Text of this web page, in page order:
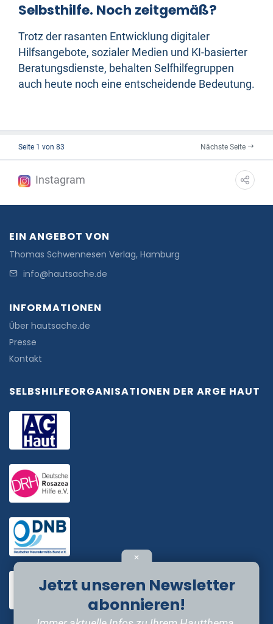
Selbsthilfe. Noch zeitgemäß?
Trotz der rasanten Entwicklung digitaler
Hilfsangebote, sozialer Medien und KI-basierter
Beratungsdienste, behalten Selfhilfegruppen
auch heute noch eine entscheidende Bedeutung.
Seite 1 von 83 Nächste Seite
Instagram
EIN ANGEBOT VON
Thomas Schwennesen Verlag, Hamburg
info@hautsache.de
INFORMATIONEN
Über hautsache.de
Presse
Kontakt
SELBSHILFEORGANISATIONEN DER ARGE HAUT
✕
Jetzt unseren Newsletter
abonnieren!